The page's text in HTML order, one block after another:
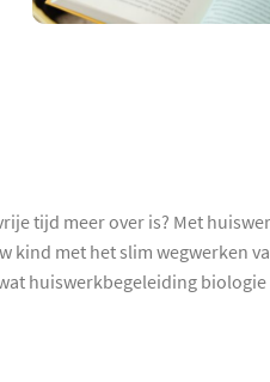
tijd meer over is? Met
met het slim wegwerken
huiswerkbegeleiding